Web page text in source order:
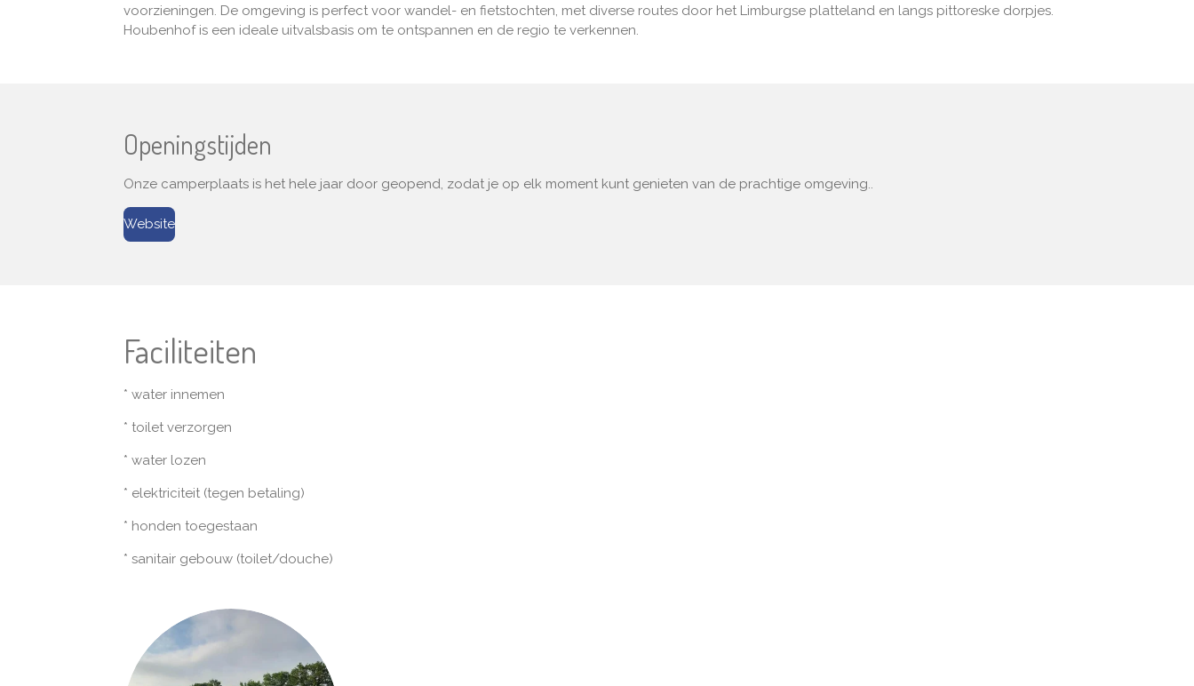
voorzieningen. De omgeving is perfect voor wandel- en fietstochten, met diverse routes door het Limburgse platteland en langs pittoreske dorpjes.
Houbenhof is een ideale uitvalsbasis om te ontspannen en de regio te verkennen.
Openingstijden
Onze camperplaats is het hele jaar door geopend, zodat je op elk moment kunt genieten van de prachtige omgeving..
Website
Faciliteiten
* water innemen
* toilet verzorgen
* water lozen
* elektriciteit (tegen betaling)
* honden toegestaan
* sanitair gebouw (toilet/douche)